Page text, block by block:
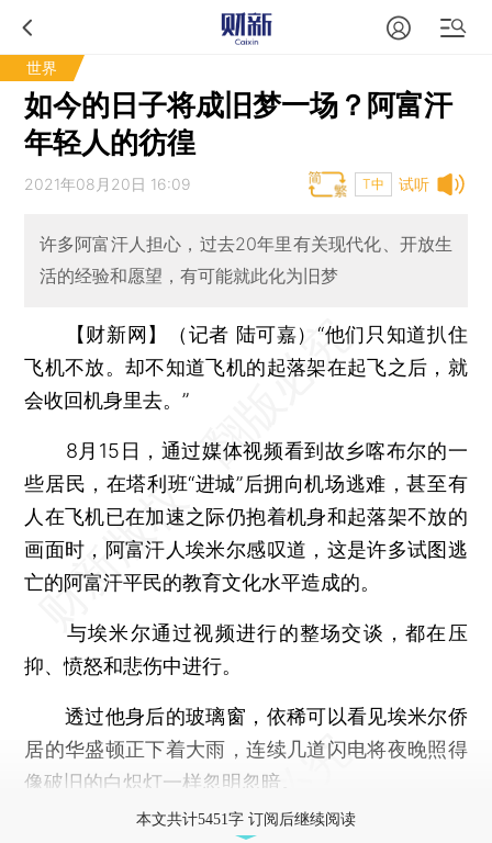
世界
如今的日子将成旧梦一场？阿富汗
年轻人的彷徨
试听
2021年08月20日 16:09 T中
许多阿富汗人担心，过去20年里有关现代化、开放生
活的经验和愿望，有可能就此化为旧梦
【财新网】（记者 陆可嘉）“他们只知道扒住
飞机不放。却不知道飞机的起落架在起飞之后，就
会收回机身里去。”
8月15日，通过媒体视频看到故乡喀布尔的一
些居民，在塔利班“进城”后拥向机场逃难，甚至有
人在飞机已在加速之际仍抱着机身和起落架不放的
画面时，阿富汗人埃米尔感叹道，这是许多试图逃
亡的阿富汗平民的教育文化水平造成的。
与埃米尔通过视频进行的整场交谈，都在压
抑、愤怒和悲伤中进行。
透过他身后的玻璃窗，依稀可以看见埃米尔侨
居的华盛顿正下着大雨，连续几道闪电将夜晚照得
像破旧的白炽灯一样忽明忽暗。
本文共计5451字 订阅后继续阅读